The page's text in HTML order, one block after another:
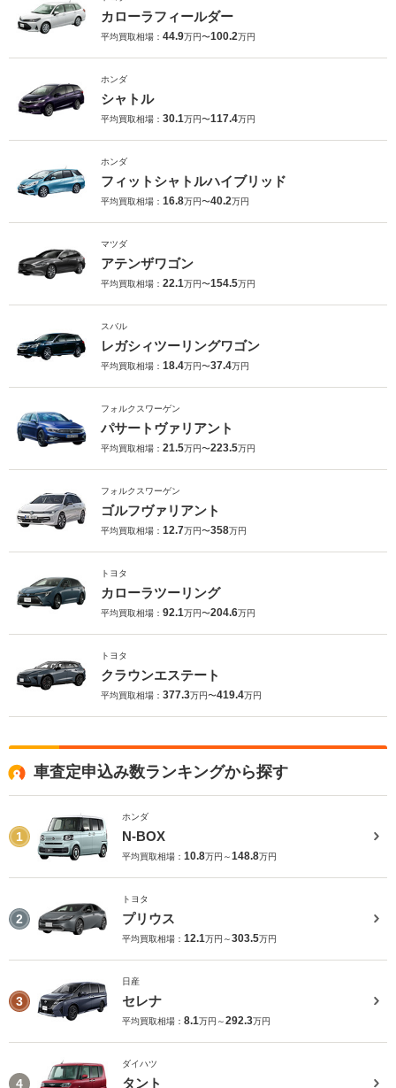
カローラフィールダー
平均買取相場： 44.9万円〜100.2万円
ホンダ
シャトル
平均買取相場： 30.1万円〜117.4万円
ホンダ
フィットシャトルハイブリッド
平均買取相場： 16.8万円〜40.2万円
マツダ
アテンザワゴン
平均買取相場： 22.1万円〜154.5万円
スバル
レガシィツーリングワゴン
平均買取相場： 18.4万円〜37.4万円
フォルクスワーゲン
パサートヴァリアント
平均買取相場： 21.5万円〜223.5万円
フォルクスワーゲン
ゴルフヴァリアント
平均買取相場： 12.7万円〜358万円
トヨタ
カローラツーリング
平均買取相場： 92.1万円〜204.6万円
トヨタ
クラウンエステート
平均買取相場： 377.3万円〜419.4万円
車査定申込み数ランキングから探す
1
ホンダ
N-BOX
平均買取相場： 10.8万円～148.8万円
2
トヨタ
プリウス
平均買取相場： 12.1万円～303.5万円
3
日産
セレナ
平均買取相場： 8.1万円～292.3万円
4
ダイハツ
タント